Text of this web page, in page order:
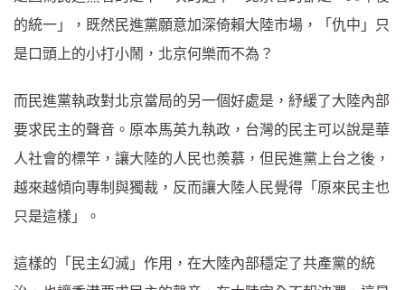
的統一」，既然民進黨願意加深倚賴大陸市場，「仇中」只
是口頭上的小打小鬧，北京何樂而不為？
而民進黨執政對北京當局的另一個好處是，紓緩了大陸內部
要求民主的聲音。原本馬英九執政，台灣的民主可以說是華
人社會的標竿，讓大陸的人民也羨慕，但民進黨上台之後，
越來越傾向專制與獨裁，反而讓大陸人民覺得「原來民主也
只是這樣」。
這樣的「民主幻滅」作用，在大陸內部穩定了共產黨的統